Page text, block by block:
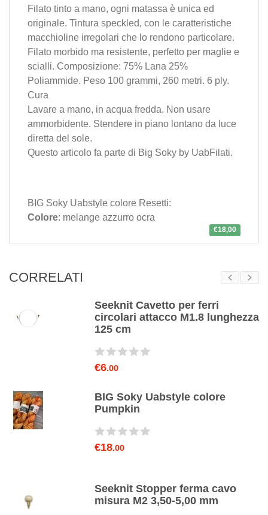
Filato tinto a mano, ogni matassa è unica ed
originale. Tintura speckled, con le caratteristiche
macchioline irregolari che lo rendono particolare.
Filato morbido ma resistente, perfetto per maglie e
scialli. Composizione: 75% Lana 25%
Poliammide. Peso 100 grammi, 260 metri. 6 ply.
Cura
Lavare a mano, in acqua fredda. Non usare
ammorbidente. Stendere in piano lontano da luce
diretta del sole.
Questo articolo fa parte di Big Soky by UabFilati.
BIG Soky Uabstyle colore Resetti:
Colore: melange azzurro ocra
€18,00
CORRELATI
Seeknit Cavetto per ferri
circolari attacco M1.8 lunghezza
125 cm
€6.00
BIG Soky Uabstyle colore
Pumpkin
€18.00
Seeknit Stopper ferma cavo
misura M2 3,50-5,00 mm